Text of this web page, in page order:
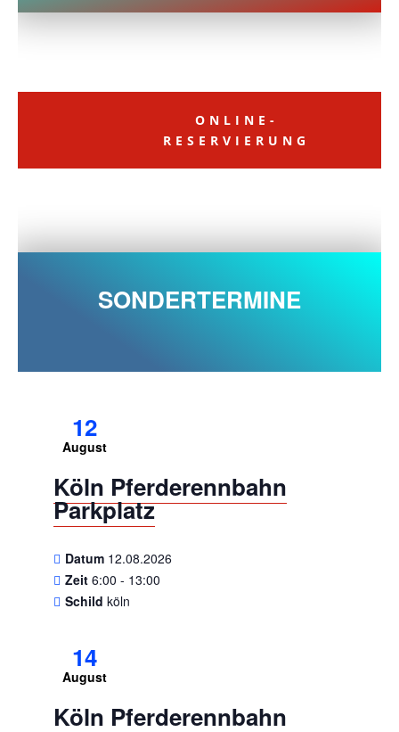
ONLINE-
RESERVIERUNG
SONDERTERMINE
12
August
Köln Pferderennbahn
Parkplatz
Datum 12.08.2026
Zeit 6:00 - 13:00
Schild köln
14
August
Köln Pferderennbahn